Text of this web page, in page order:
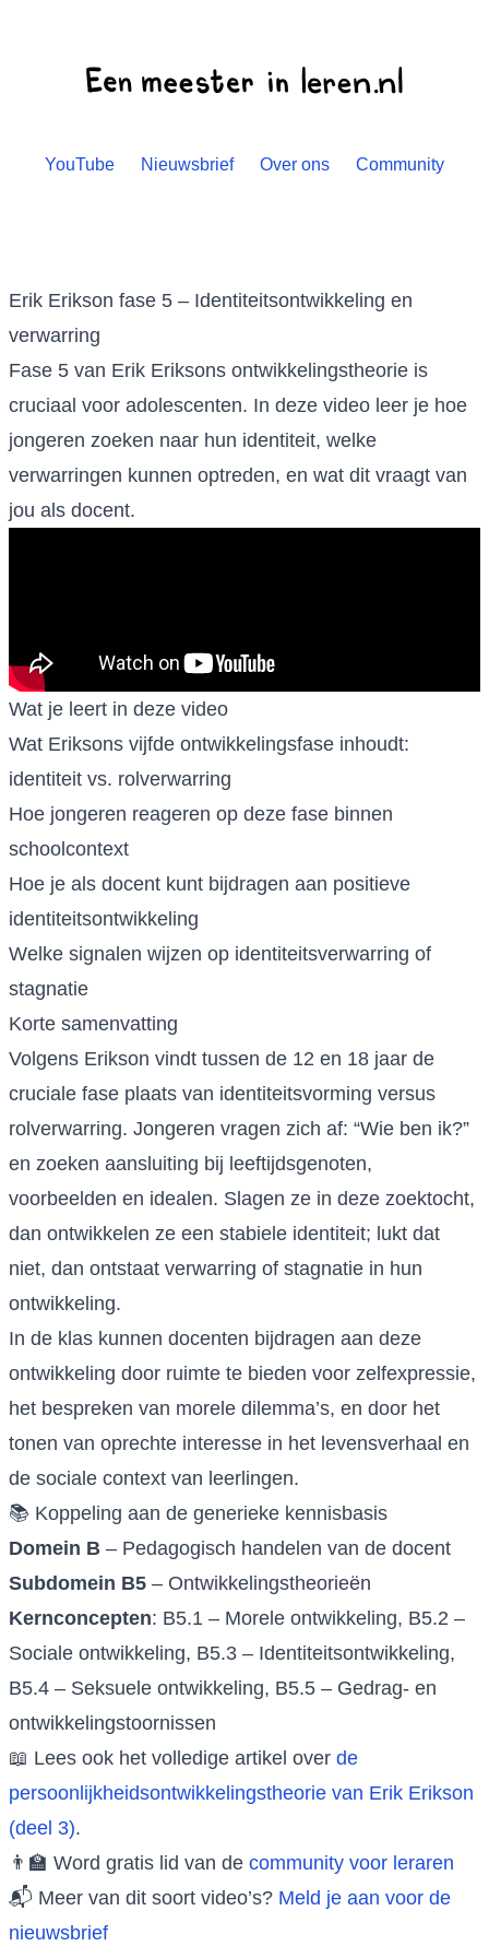
YouTube Nieuwsbrief Over ons Community
Erik Erikson fase 5 – Identiteitsontwikkeling en
verwarring
Fase 5 van Erik Eriksons ontwikkelingstheorie is
cruciaal voor adolescenten. In deze video leer je hoe
jongeren zoeken naar hun identiteit, welke
verwarringen kunnen optreden, en wat dit vraagt van
jou als docent.
Wat je leert in deze video
Wat Eriksons vijfde ontwikkelingsfase inhoudt:
identiteit vs. rolverwarring
Hoe jongeren reageren op deze fase binnen
schoolcontext
Hoe je als docent kunt bijdragen aan positieve
identiteitsontwikkeling
Welke signalen wijzen op identiteitsverwarring of
stagnatie
Korte samenvatting
Volgens Erikson vindt tussen de 12 en 18 jaar de
cruciale fase plaats van identiteitsvorming versus
rolverwarring. Jongeren vragen zich af: “Wie ben ik?”
en zoeken aansluiting bij leeftijdsgenoten,
voorbeelden en idealen. Slagen ze in deze zoektocht,
dan ontwikkelen ze een stabiele identiteit; lukt dat
niet, dan ontstaat verwarring of stagnatie in hun
ontwikkeling.
In de klas kunnen docenten bijdragen aan deze
ontwikkeling door ruimte te bieden voor zelfexpressie,
het bespreken van morele dilemma’s, en door het
tonen van oprechte interesse in het levensverhaal en
de sociale context van leerlingen.
📚 Koppeling aan de generieke kennisbasis
Domein B – Pedagogisch handelen van de docent
Subdomein B5 – Ontwikkelingstheorieën
Kernconcepten: B5.1 – Morele ontwikkeling, B5.2 –
Sociale ontwikkeling, B5.3 – Identiteitsontwikkeling,
B5.4 – Seksuele ontwikkeling, B5.5 – Gedrag- en
ontwikkelingstoornissen
📖 Lees ook het volledige artikel over de
persoonlijkheidsontwikkelingstheorie van Erik Erikson
(deel 3).
👨‍🏫 Word gratis lid van de community voor leraren
📬 Meer van dit soort video’s? Meld je aan voor de
nieuwsbrief